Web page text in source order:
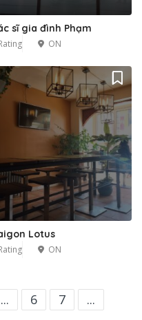
sĩ gia đình Phạm
ON
Lotus
ON
... 6 7
...